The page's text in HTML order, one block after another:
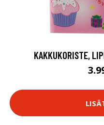
KAKKUKORISTE,